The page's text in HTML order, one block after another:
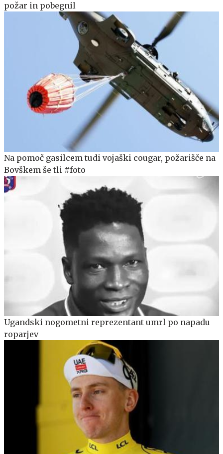
požar in pobegnil
Na pomoč gasilcem tudi vojaški cougar, požarišče na
Bovškem še tli #foto
Ugandski nogometni reprezentant umrl po napadu
roparjev